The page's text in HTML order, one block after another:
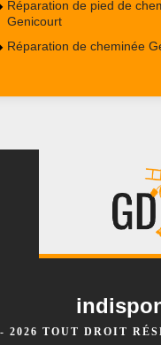
Réparation de pied de
Genicourt
Réparation de cheminée
2026 TOUT DROIT